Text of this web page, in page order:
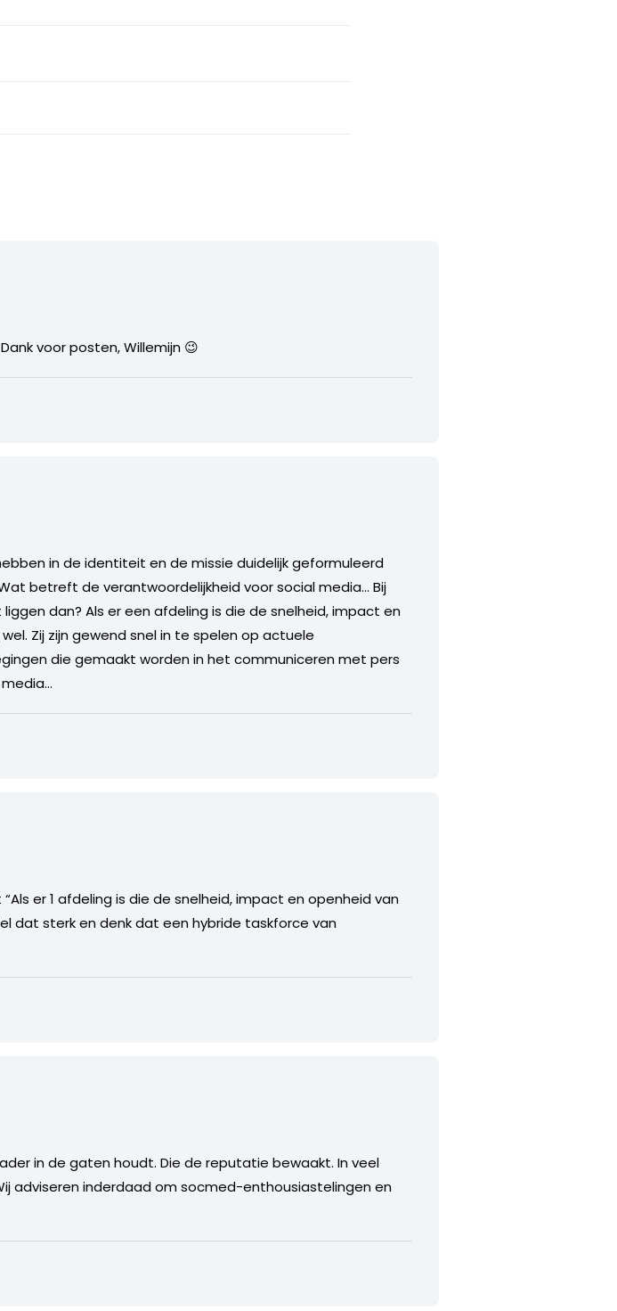
Dank voor posten, Willemijn 😉
in de identiteit en de missie duidelijk geformuleerd
betreft de verantwoordelijkheid voor social media… Bij
dan? Als er een afdeling is die de snelheid, impact en
Zij zijn gewend snel in te spelen op actuele
die gemaakt worden in het communiceren met pers
er 1 afdeling is die de snelheid, impact en openheid van
dat sterk en denk dat een hybride taskforce van
in de gaten houdt. Die de reputatie bewaakt. In veel
adviseren inderdaad om socmed-enthousiastelingen en